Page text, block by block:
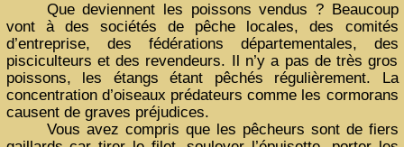
Que deviennent les poissons vendus ? Beaucoup
vont à des sociétés de pêche locales, des comités
d’entreprise, des fédérations départementales, des
pisciculteurs et des revendeurs. Il n’y a pas de très gros
poissons, les étangs étant pêchés régulièrement. La
concentration d’oiseaux prédateurs comme les cormorans
causent de graves préjudices.
Vous avez compris que les pêcheurs sont de fiers